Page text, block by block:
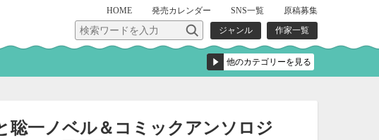
HOME 発売カレンダー SNS一覧
原稿募集
ジャンル
作家一覧
聡一ノベル＆コミックアンソロジ